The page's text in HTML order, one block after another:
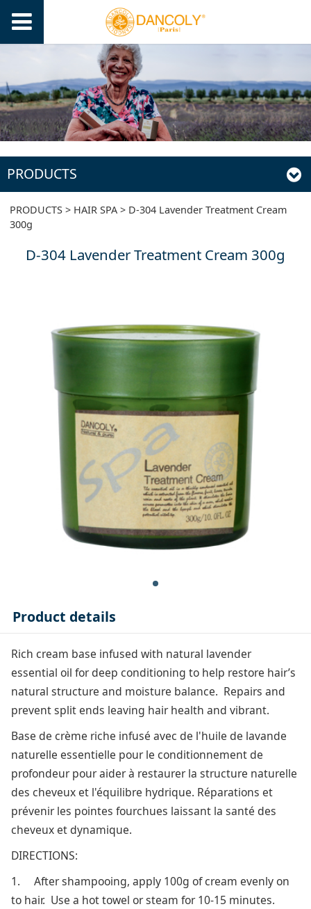
PRODUCTS
D-304 Lavender
Treatment Cream
PRODUCTS > HAIR SPA > D-304 Lavender Treatment Cream
300g
D-304 Lavender Treatment Cream 300g
Product details
Rich cream base infused with natural lavender
essential oil for deep conditioning to help restore hair’s
natural structure and moisture balance. Repairs and
prevent split ends leaving hair health and vibrant.
Base de crème riche infusé avec de l'huile de lavande
naturelle essentielle pour le conditionnement de
profondeur pour aider à restaurer la structure naturelle
des cheveux et l'équilibre hydrique. Réparations et
prévenir les pointes fourchues laissant la santé des
cheveux et dynamique.
DIRECTIONS:
1. After shampooing, apply 100g of cream evenly on
to hair. Use a hot towel or steam for 10-15 minutes.